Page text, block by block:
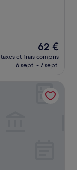
Le
nouveau
prix
de
62 €
62 €
taxes et frais compris
6 sept. - 7 sept.